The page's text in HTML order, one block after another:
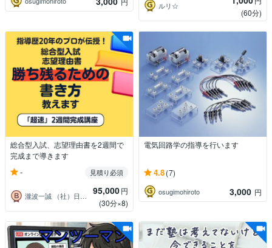
ルリ☆
(60分)
総合型入試、志望理由書を2週間で
完成まで導きます
- 見積り必須
瀧波一誠 （社）日本地域地理研究所理事長 95,000円
(30分×8)
電気回路学の指導を行います
4.8(7)
osugimohiroto 3,000 円